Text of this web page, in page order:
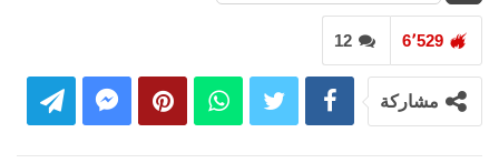
12 6٬529
مشاركة